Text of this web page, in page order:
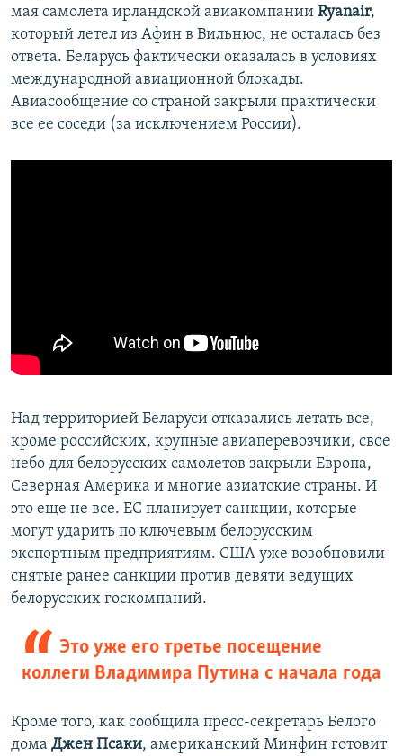
мая самолета ирландской авиакомпании Ryanair,
который летел из Афин в Вильнюс, не осталась без
ответа. Беларусь фактически оказалась в условиях
международной авиационной блокады.
Авиасообщение со страной закрыли практически
все ее соседи (за исключением России).
Над территорией Беларуси отказались летать все,
кроме российских, крупные авиаперевозчики, свое
небо для белорусских самолетов закрыли Европа,
Северная Америка и многие азиатские страны. И
это еще не все. ЕС планирует санкции, которые
могут ударить по ключевым белорусским
экспортным предприятиям. США уже возобновили
снятые ранее санкции против девяти ведущих
белорусских госкомпаний.
Это уже его третье посещение
коллеги Владимира Путина с начала года
Кроме того, как сообщила пресс-секретарь Белого
дома Джен Псаки, американский Минфин готовит